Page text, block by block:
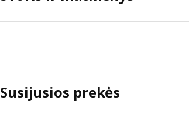
Susijusios prekės